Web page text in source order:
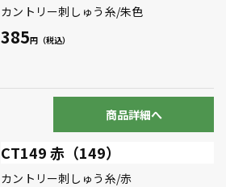
カントリー刺しゅう糸/朱色
385
商品詳細へ
CT149 赤（149）
カントリー刺しゅう糸/赤